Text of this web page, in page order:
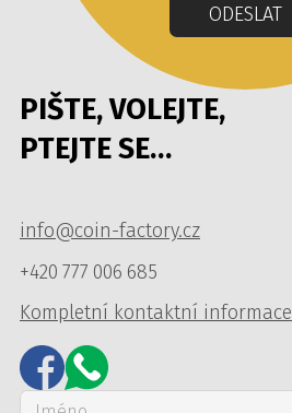
PIŠTE, VOLEJTE,
PTEJTE SE…
info@coin-factory.cz
+420 777 006 685
Kompletní kontaktní informace
ODESLAT